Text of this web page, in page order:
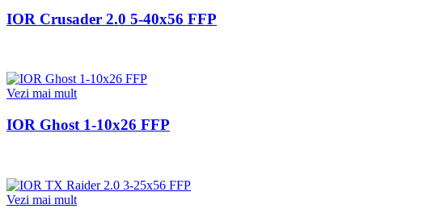
IOR Crusader 2.0 5-40x56 FFP
Vezi mai mult
IOR Ghost 1-10x26 FFP
Vezi mai mult